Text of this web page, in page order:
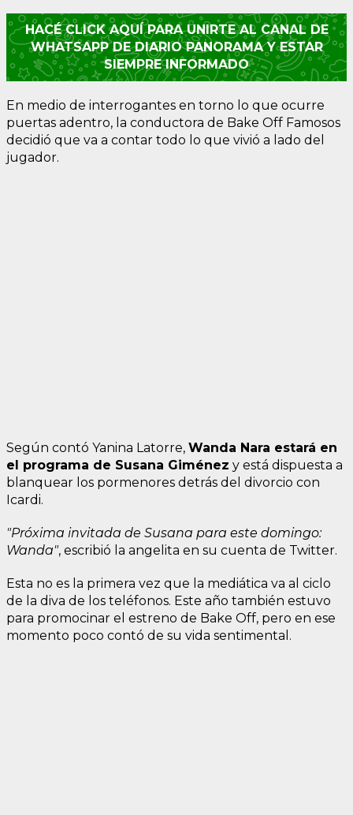
HACÉ CLICK AQUÍ PARA UNIRTE AL CANAL DE
WHATSAPP DE DIARIO PANORAMA Y ESTAR
SIEMPRE INFORMADO
En medio de interrogantes en torno lo que ocurre
puertas adentro, la conductora de Bake Off Famosos
decidió que va a contar todo lo que vivió a lado del
jugador.
Según contó Yanina Latorre, Wanda Nara estará en
el programa de Susana Giménez y está dispuesta a
blanquear los pormenores detrás del divorcio con
Icardi.
"Próxima invitada de Susana para este domingo:
Wanda", escribió la angelita en su cuenta de Twitter.
Esta no es la primera vez que la mediática va al ciclo
de la diva de los teléfonos. Este año también estuvo
para promocinar el estreno de Bake Off, pero en ese
momento poco contó de su vida sentimental.